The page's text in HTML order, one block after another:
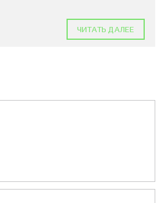
ЧИТАТЬ ДАЛЕЕ